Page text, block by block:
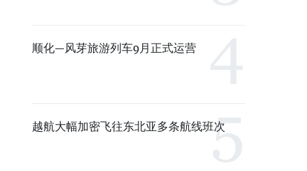
顺化—风芽旅游列车9月正式运营
越航大幅加密飞往东北亚多条航线班次